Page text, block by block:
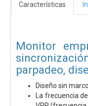
Características
Monitor
parpadeo,
Diseño sin
La frecuencia